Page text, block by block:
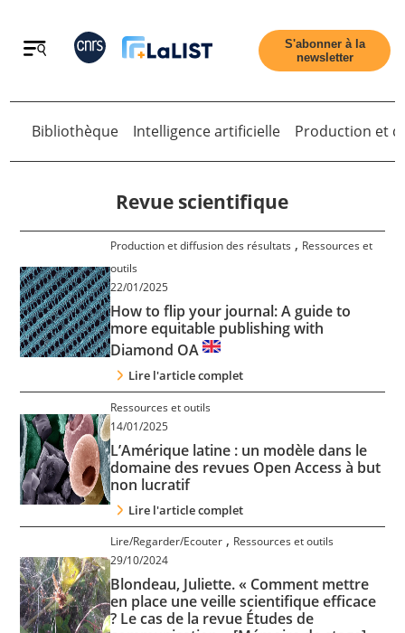
Retour
Accueil
Tous les articles
Qui sommes nous ?
Contact
Nous suivre
S'abonner à la
newsletter
Bibliothèque Intelligence artificielle Production et
Revue scientifique
Production et diffusion des résultats , Ressources et
outils
22/01/2025
How to flip your journal: A guide to
more equitable publishing with
Diamond OA
Lire l'article complet
Ressources et outils
14/01/2025
L’Amérique latine : un modèle dans le
domaine des revues Open Access à but
non lucratif
Lire l'article complet
Lire/Regarder/Ecouter , Ressources et outils
29/10/2024
Blondeau, Juliette. « Comment mettre
en place une veille scientifique efficace
? Le cas de la revue Études de